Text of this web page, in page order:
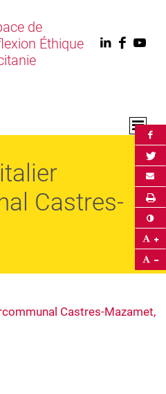
de
Éthique
Linkedin
Castres-
Castres-Mazamet,